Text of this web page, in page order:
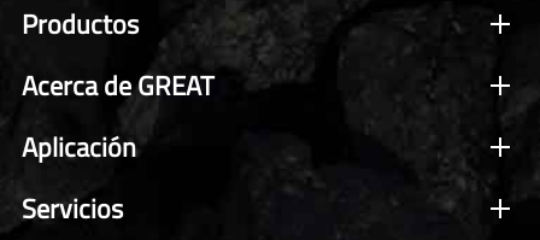
Productos
Acerca de GREAT
Aplicación
Servicios